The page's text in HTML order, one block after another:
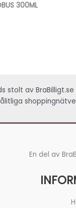
300ML
kr.
stolt av BraBilligt.se
En del av